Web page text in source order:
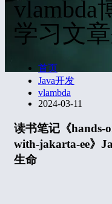
vlambda
学习文
首页
Java开发
vlambda
2024-03-11
读书笔记《hands-
with-jakarta-ee》
生命